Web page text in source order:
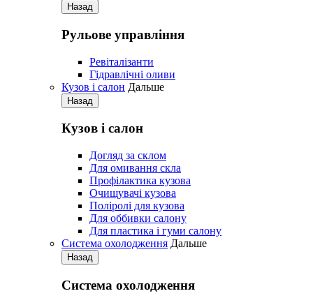
Назад
Рульове управління
Ревіталізанти
Гідравлічні оливи
Кузов і салон Дальше
Назад
Кузов і салон
Догляд за склом
Для омивання скла
Профілактика кузова
Очищувачі кузова
Поліролі для кузова
Для оббивки салону
Для пластика і гуми салону
Система охолодження Дальше
Назад
Система охолодження